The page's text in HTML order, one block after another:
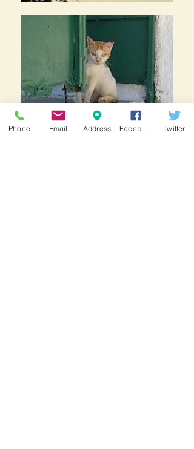
Phone Email Address Twitter